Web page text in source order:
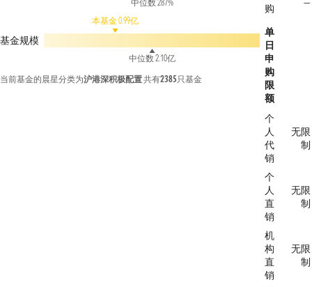
中位数 287%
基金规模
本基金 0.99亿
中位数 2.10亿
当前基金的晨星分类为沪港深积极配置共有2385只基金
购
单
日
申
购
限
额
个
人
代
销
无限
制
个
人
直
销
无限
制
机
构
直
销
无限
制